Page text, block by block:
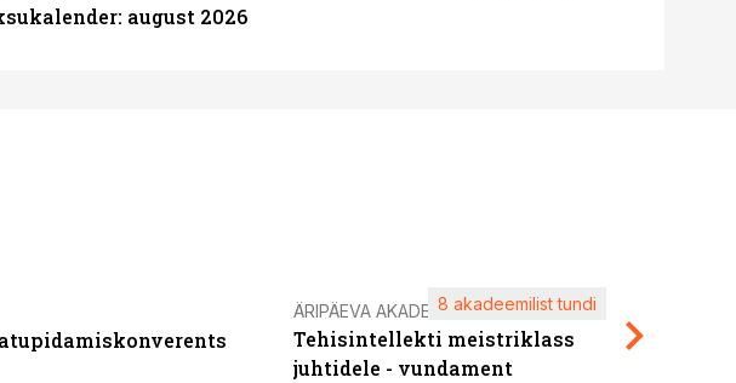
august 2026
ÄRIPÄEVA AKADEEMIA
Tehisintellekti meistriklass
juhtidele - vundament
8 akadeemilist tundi